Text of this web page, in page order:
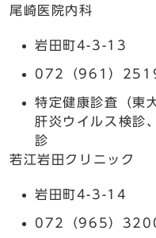
尾崎医院内科
岩田町4-3-13
072（961）
特定健康診査（東
肝炎ウイルス検診
診
若江岩田クリニック
岩田町4-3-14
072（965）